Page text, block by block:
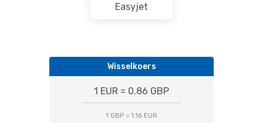
Easyjet
Wisselkoers
1 EUR = 0.86 GBP
1 GBP = 1.16 EUR